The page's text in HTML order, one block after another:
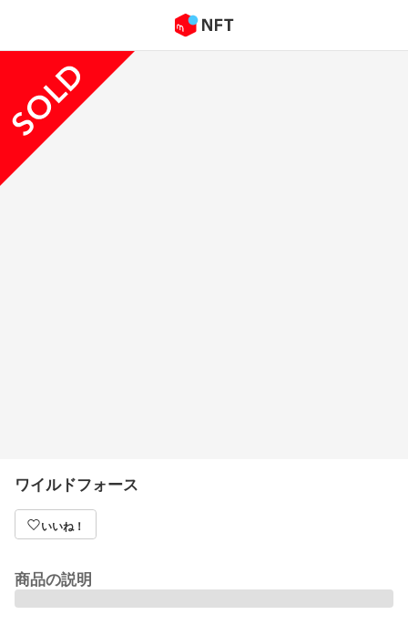
ワイルドフォース
いいね！
商品の説明